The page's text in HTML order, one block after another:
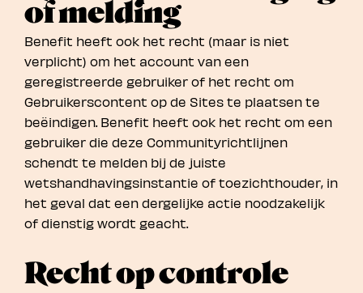
of melding
Benefit heeft ook het recht (maar is niet
verplicht) om het account van een
geregistreerde gebruiker of het recht om
Gebruikerscontent op de Sites te plaatsen te
beëindigen. Benefit heeft ook het recht om een
gebruiker die deze Communityrichtlijnen
schendt te melden bij de juiste
wetshandhavingsinstantie of toezichthouder, in
het geval dat een dergelijke actie noodzakelijk
of dienstig wordt geacht.
Recht op controle